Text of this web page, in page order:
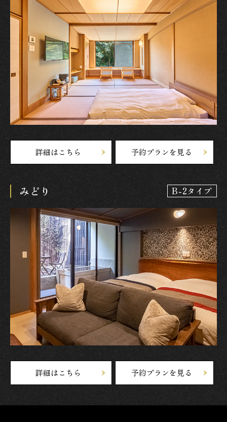
詳細はこちら 予約プランを見る
みどり B-2タイプ
詳細はこちら 予約プランを見る